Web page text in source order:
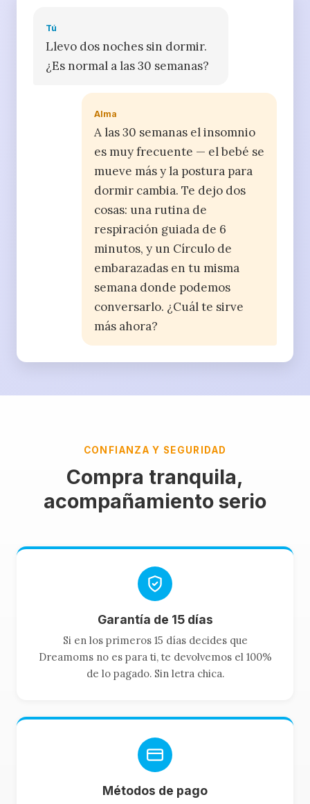
Tú
Llevo dos noches sin dormir.
¿Es normal a las 30 semanas?
Alma
A las 30 semanas el insomnio
es muy frecuente — el bebé se
mueve más y la postura para
dormir cambia. Te dejo dos
cosas: una rutina de
respiración guiada de 6
minutos, y un Círculo de
embarazadas en tu misma
semana donde podemos
conversarlo. ¿Cuál te sirve
más ahora?
CONFIANZA Y SEGURIDAD
Compra tranquila,
acompañamiento serio
Garantía de 15 días
Si en los primeros 15 días decides que
Dreamoms no es para ti, te devolvemos el 100%
de lo pagado. Sin letra chica.
Métodos de pago